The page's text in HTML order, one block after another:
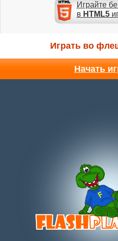
Играйте
в HTML5
Играть во
Начать